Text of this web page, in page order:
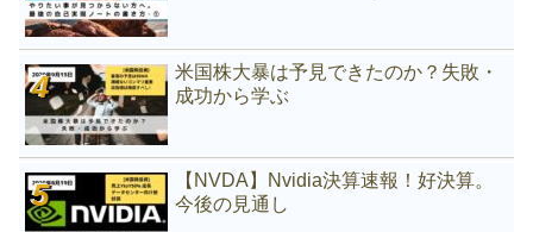
米国株大暴は予見できたのか？失敗・
成功から学ぶ
【NVDA】Nvidia決算速報！好決算。
今後の見通し